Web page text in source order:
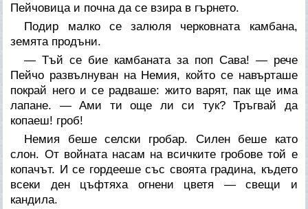
Пейчовица и почна да се взира в гърнето.
Подир малко се залюля черковната камбана,
земята продъни.
— Тъй се бие камбаната за поп Сава! — рече
Пейчо развълнуван на Немия, който се навърташе
покрай него и се радваше: жито варят, пак ще има
лапане. — Ами ти още ли си тук? Тръгвай да
копаеш! гроб!
Немия беше селски гробар. Силен беше като
слон. От войната насам на всичките гробове той е
копачът. И се гордееше със своята градина, където
всеки ден цъфтяха огнени цветя — свещи и
кандила.